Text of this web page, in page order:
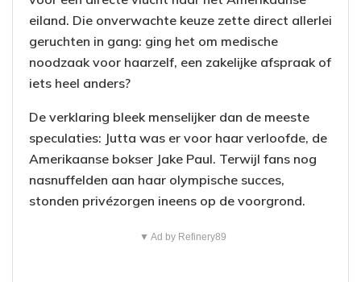
eiland. Die onverwachte keuze zette direct allerlei
geruchten in gang: ging het om medische
noodzaak voor haarzelf, een zakelijke afspraak of
iets heel anders?
De verklaring bleek menselijker dan de meeste
speculaties: Jutta was er voor haar verloofde, de
Amerikaanse bokser Jake Paul. Terwijl fans nog
nasnuffelden aan haar olympische succes,
stonden privézorgen ineens op de voorgrond.
▼ Ad by Refinery89